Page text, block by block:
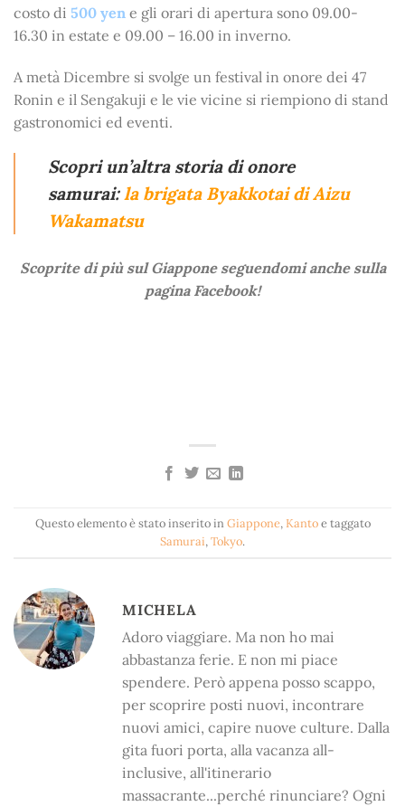
costo di 500 yen e gli orari di apertura sono 09.00-
16.30 in estate e 09.00 – 16.00 in inverno.
A metà Dicembre si svolge un festival in onore dei 47
Ronin e il Sengakuji e le vie vicine si riempiono di stand
gastronomici ed eventi.
Scopri un’altra storia di onore
samurai: la brigata Byakkotai di Aizu
Wakamatsu
Scoprite di più sul Giappone seguendomi anche sulla
pagina Facebook!
Questo elemento è stato inserito inGiappone,Kantoe taggato
Samurai,Tokyo.
MICHELA
Adoro viaggiare. Ma non ho mai
abbastanza ferie. E non mi piace
spendere. Però appena posso scappo,
per scoprire posti nuovi, incontrare
nuovi amici, capire nuove culture. Dalla
gita fuori porta, alla vacanza all-
inclusive, all'itinerario
massacrante...perché rinunciare? Ogni